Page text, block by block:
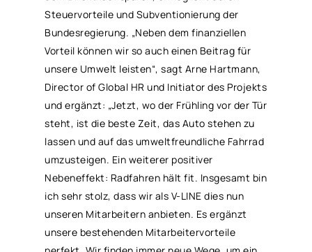
Steuervorteile und Subventionierung der
Bundesregierung. „Neben dem finanziellen
Vorteil können wir so auch einen Beitrag für
unsere Umwelt leisten“, sagt Arne Hartmann,
Director of Global HR und Initiator des Projekts
und ergänzt: „Jetzt, wo der Frühling vor der Tür
steht, ist die beste Zeit, das Auto stehen zu
lassen und auf das umweltfreundliche Fahrrad
umzusteigen. Ein weiterer positiver
Nebeneffekt: Radfahren hält fit. Insgesamt bin
ich sehr stolz, dass wir als V-LINE dies nun
unseren Mitarbeitern anbieten. Es ergänzt
unsere bestehenden Mitarbeitervorteile